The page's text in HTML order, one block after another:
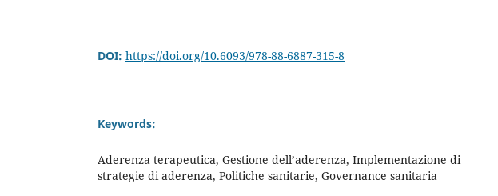
DOI: https://doi.org/10.6093/978-88-6887-315-8
Keywords:
Aderenza terapeutica, Gestione dell’aderenza, Implementazione di
strategie di aderenza, Politiche sanitarie, Governance sanitaria